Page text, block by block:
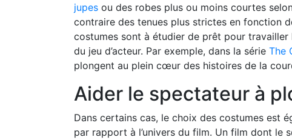
jupes ou des robes plus ou moins courtes
contraire des tenues plus strictes en fonction
costumes sont à étudier de prêt pour
du jeu d’acteur. Par exemple, dans la série The
plongent au plein cœur des histoires de la
Aider le spectateur à
Dans certains cas, le choix des costumes est
par rapport à l’univers du film. Un film dont le